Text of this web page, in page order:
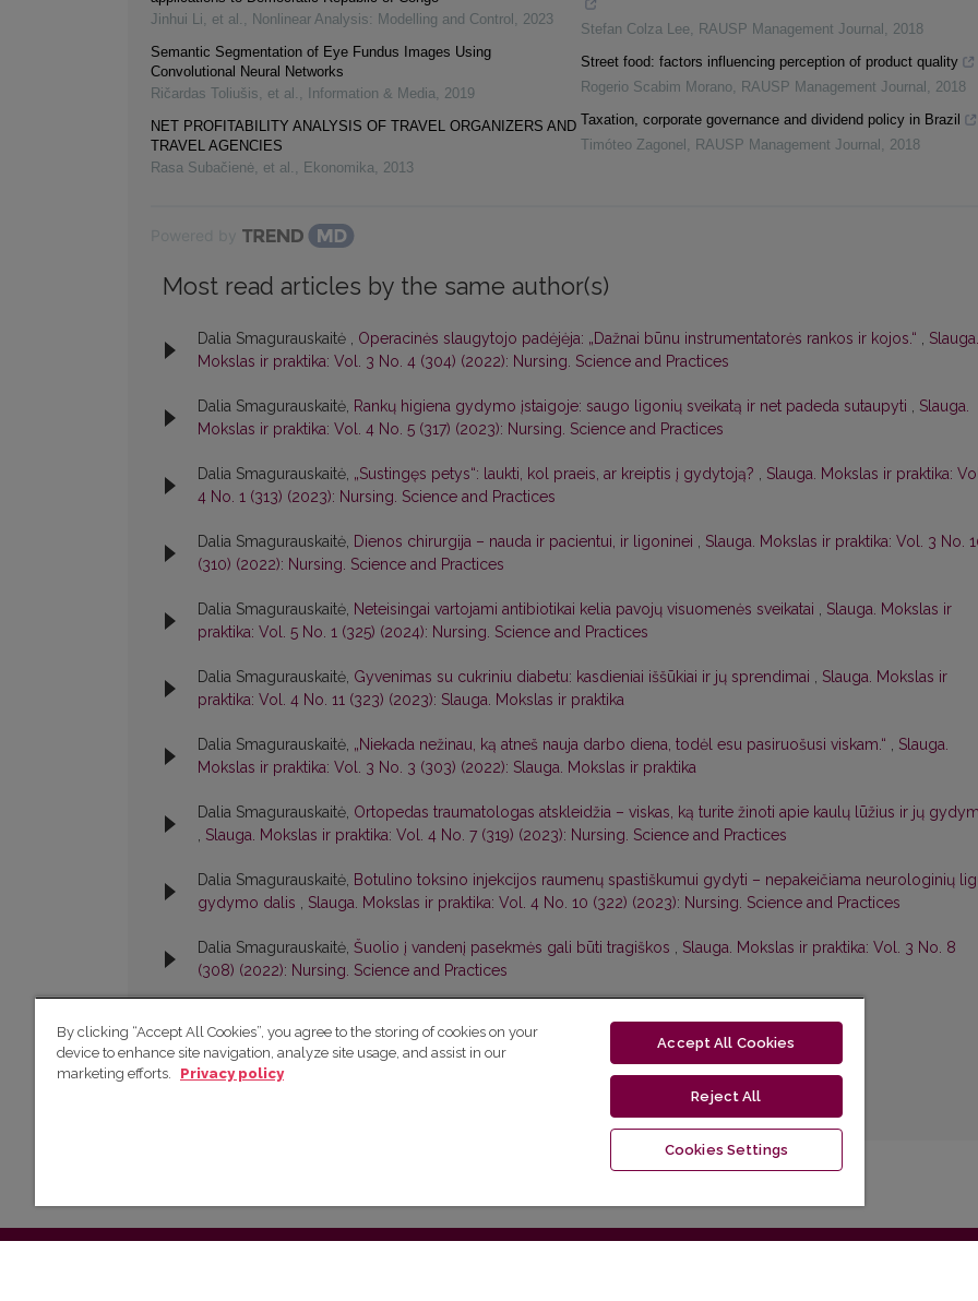
Jinhui Li, et al. , Nonlinear Analysis: Modelling and Control , 2023
Semantic Segmentation of Eye Fundus Images Using
Convolutional Neural Networks
Ričardas Toliušis, et al. , Information & Media, 2019
NET PROFITABILITY ANALYSIS OF TRAVEL ORGANIZERS AND
TRAVEL AGENCIES
Rasa Subačienė, et al. , Ekonomika, 2013
Stefan Colza Lee, RAUSP Management Journal , 2018
Street food: factors influencing perception of product quality
Rogerio Scabim Morano, RAUSP Management Journal , 2018
Taxation, corporate governance and dividend policy in Brazil
Timóteo Zagonel , RAUSP Management Journal , 2018
Most read articles by the same author(s)
Dalia Smagurauskaitė , Operacinės slaugytojo padėjėja: „Dažnai būnu instrumentatorės rankos ir kojos.“ , Slauga.
Mokslas ir praktika: Vol. 3 No. 4 (304) (2022): Nursing. Science and Practices
Dalia Smagurauskaitė, Rankų higiena gydymo įstaigoje: saugo ligonių sveikatą ir net padeda sutaupyti , Slauga.
Mokslas ir praktika: Vol. 4 No. 5 (317) (2023): Nursing. Science and Practices
Dalia Smagurauskaitė, „Sustingęs petys“: laukti, kol praeis, ar kreiptis į gydytoją? , Slauga. Mokslas ir praktika:
4 No. 1 (313) (2023): Nursing. Science and Practices
Dalia Smagurauskaitė, Dienos chirurgija – nauda ir pacientui, ir ligoninei , Slauga. Mokslas ir praktika: Vol. 3 No.
(310) (2022): Nursing. Science and Practices
Dalia Smagurauskaitė, Neteisingai vartojami antibiotikai kelia pavojų visuomenės sveikatai , Slauga. Mokslas ir
praktika: Vol. 5 No. 1 (325) (2024): Nursing. Science and Practices
Dalia Smagurauskaitė, Gyvenimas su cukriniu diabetu: kasdieniai iššūkiai ir jų sprendimai , Slauga. Mokslas ir
praktika: Vol. 4 No. 11 (323) (2023): Slauga. Mokslas ir praktika
Dalia Smagurauskaitė, „Niekada nežinau, ką atneš nauja darbo diena, todėl esu pasiruošusi viskam.“ , Slauga.
Mokslas ir praktika: Vol. 3 No. 3 (303) (2022): Slauga. Mokslas ir praktika
Dalia Smagurauskaitė, Ortopedas traumatologas atskleidžia – viskas, ką turite žinoti apie kaulų lūžius ir jų
, Slauga. Mokslas ir praktika: Vol. 4 No. 7 (319) (2023): Nursing. Science and Practices
Dalia Smagurauskaitė, Botulino toksino injekcijos raumenų spastiškumui gydyti – nepakeičiama neurologinių
gydymo dalis , Slauga. Mokslas ir praktika: Vol. 4 No. 10 (322) (2023): Nursing. Science and Practices
Dalia Smagurauskaitė, Šuolio į vandenį pasekmės gali būti tragiškos , Slauga. Mokslas ir praktika: Vol. 3 No. 8
(308) (2022): Nursing. Science and Practices
>>
By clicking “Accept All Cookies”, you agree to the storing of cookies on your
device to enhance site navigation, analyze site usage, and assist in our
marketing efforts.
Privacy policy
Accept All Cookies
Reject All
Cookies Settings